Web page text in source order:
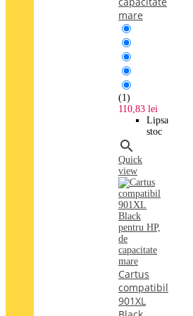
mare
(1)
110,83 lei
Lipsa
stoc

Quick
view
Cartus
compatibil
901XL